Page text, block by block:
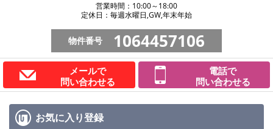
営業時間：10:00～18:00
定休日：毎週水曜日,GW,年末年始
物件番号 1064457106
メールで
問い合わせる
電話で
問い合わせる
お気に入り登録